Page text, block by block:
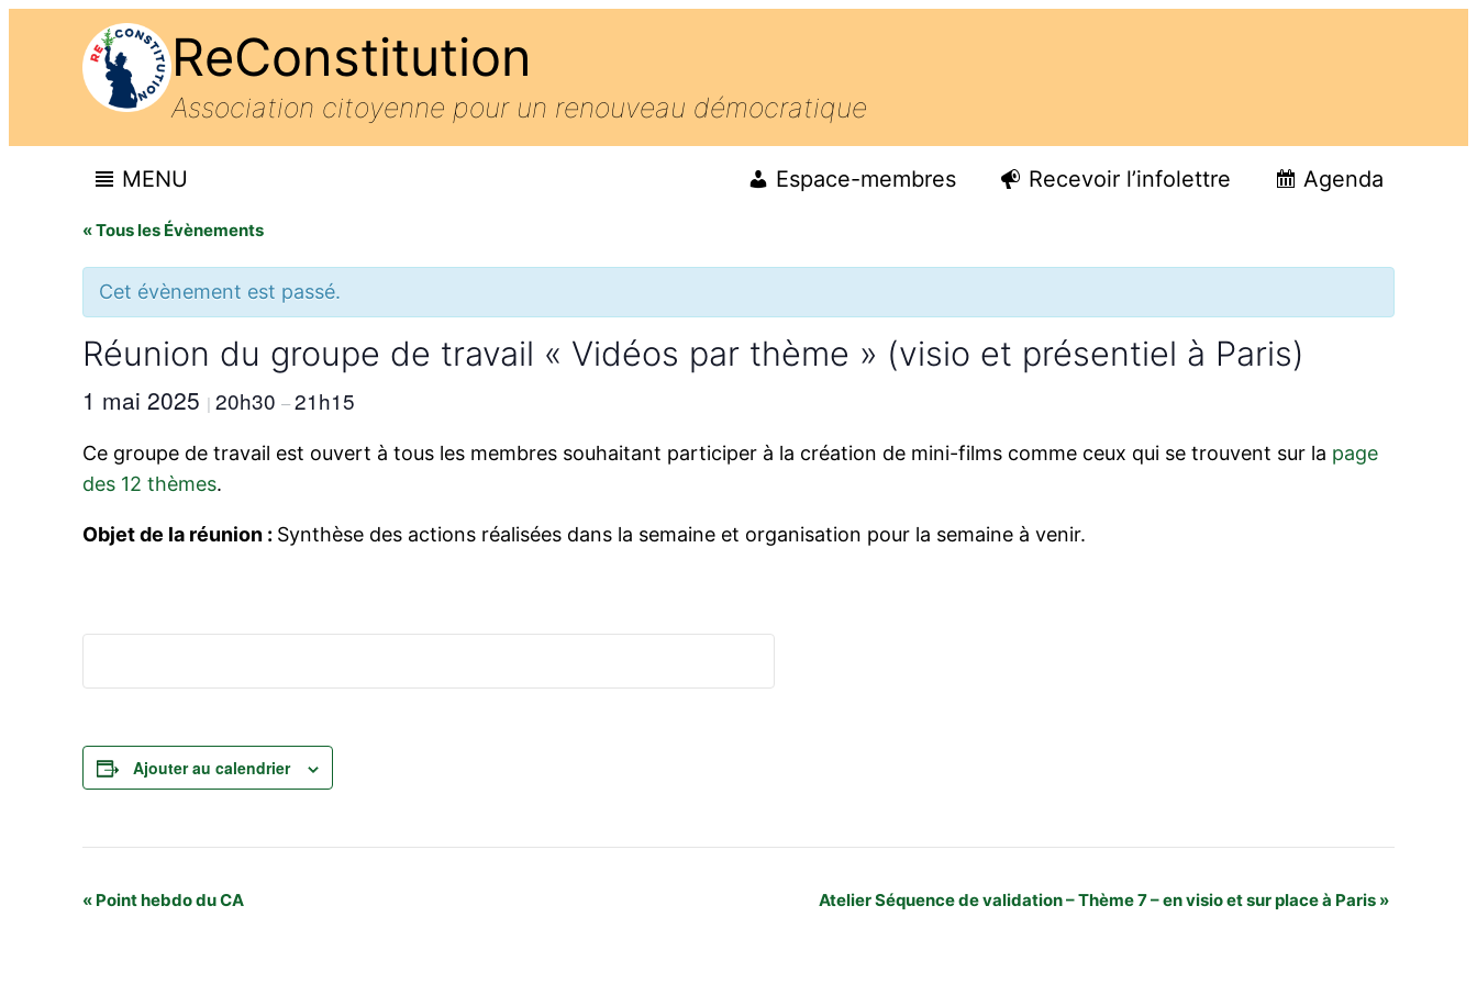
ReConstitution
Association citoyenne pour un renouveau démocratique
MENU Agenda
Recevoir l’infolettre
Espace-membres
« Tous les Évènements
Cet évènement est passé.
Réunion du groupe de travail « Vidéos par thème » (visio et présentiel à Paris)
1 mai 2025 |20h30–21h15
Ce groupe de travail est ouvert à tous les membres souhaitant participer à la création de mini-films comme ceux qui se trouvent sur la page
des 12 thèmes.
Objet de la réunion : Synthèse des actions réalisées dans la semaine et organisation pour la semaine à venir.
Ajouter au calendrier
Navigation
« Point hebdo du CA Atelier Séquence de validation – Thème 7 – en visio et sur place à Paris »